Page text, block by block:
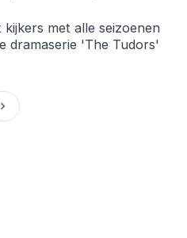
met alle seizoenen
dramaserie 'The Tudors'